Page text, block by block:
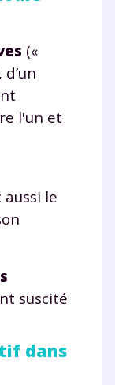
(«
d’un
l'un et
le
suscité
dans